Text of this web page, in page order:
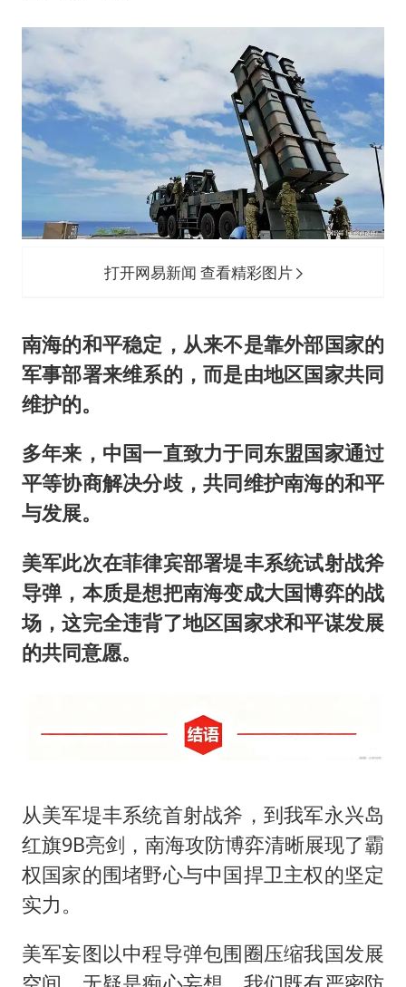
打开网易新闻 查看精彩图片
南海的和平稳定，从来不是靠外部国家的
军事部署来维系的，而是由地区国家共同
维护的。
多年来，中国一直致力于同东盟国家通过
平等协商解决分歧，共同维护南海的和平
与发展。
美军此次在菲律宾部署堤丰系统试射战斧
导弹，本质是想把南海变成大国博弈的战
场，这完全违背了地区国家求和平谋发展
的共同意愿。
从美军堤丰系统首射战斧，到我军永兴岛
红旗9B亮剑，南海攻防博弈清晰展现了霸
权国家的围堵野心与中国捍卫主权的坚定
实力。
美军妄图以中程导弹包围圈压缩我国发展